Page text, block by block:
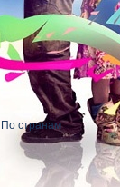
По странам